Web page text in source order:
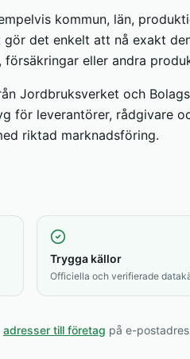
kommun, län,
det enkelt att nå exakt
försäkringar eller andra
Jordbruksverket och
för leverantörer, rådgivare
riktad marknadsföring.
Trygga källor
Officiella och verifierade
adresser till företag på e-